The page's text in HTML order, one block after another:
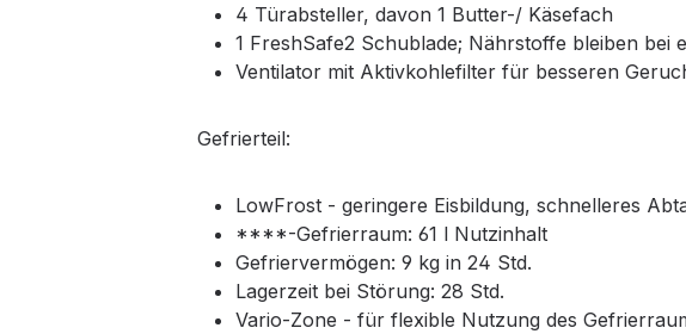
4 Türabsteller, davon 1 Butter-/ Käsefach
1 FreshSafe2 Schublade; Nährstoffe bleiben
Ventilator mit Aktivkohlefilter für besseren
Gefrierteil:
LowFrost - geringere Eisbildung, schnelleres
****-Gefrierraum: 61 l Nutzinhalt
Gefriervermögen: 9 kg in 24 Std.
Lagerzeit bei Störung: 28 Std.
Vario-Zone - für flexible Nutzung des